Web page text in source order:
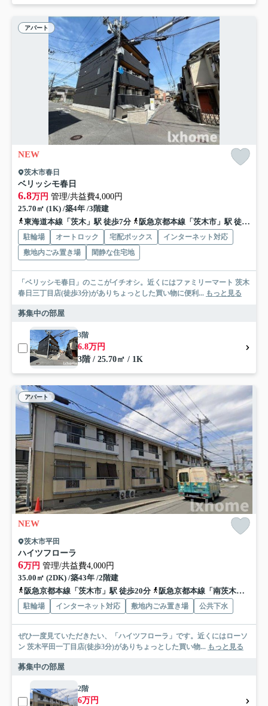
アパート
NEW
茨木市春日
ベリッシモ春日
6.8万円 管理/共益費4,000円
25.70㎡ (1K) /築4年 /3階建
東海道本線「茨木」駅 徒歩7分
阪急京都本線「茨木市」駅 徒歩19分
駐輪場 オートロック 宅配ボックス
インターネット対応
敷地内ごみ置き場
閑静な住宅地
「ベリッシモ春日」のここがイチオシ。近くにはファミリーマート 茨木
春日三丁目店(徒歩3分)がありちょっとした買い物に便利... もっと見る
募集中の部屋
3階
6.8万円
3階 / 25.70㎡ / 1K
アパート
NEW
茨木市平田
ハイツフローラ
6万円 管理/共益費4,000円
35.00㎡ (2DK) /築43年 /2階建
阪急京都本線「茨木市」駅 徒歩20分
阪急京都本線「南茨木」駅 徒歩35分
駐輪場 インターネット対応 敷地内ごみ置き場 公共下水
ぜひ一度見ていただきたい、「ハイツフローラ」です。近くにはローソ
ン 茨木平田一丁目店(徒歩3分)がありちょっとした買い物... もっと見る
募集中の部屋
2階
6万円